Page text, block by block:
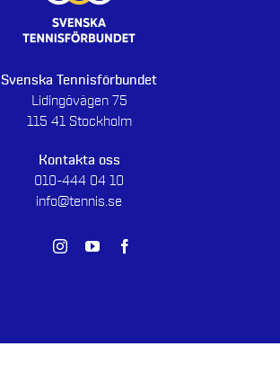
Svenska Tennisförbundet
Lidingövägen 75
115 41 Stockholm
Kontakta oss
010-444 04 10
info@tennis.se